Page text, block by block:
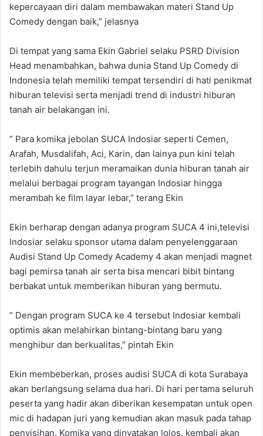
kepercayaan diri dalam membawakan materi Stand Up
Comedy dengan baik,” jelasnya
Di tempat yang sama Ekin Gabriel selaku PSRD Division
Head menambahkan, bahwa dunia Stand Up Comedy di
Indonesia telah memiliki tempat tersendiri di hati penikmat
hiburan televisi serta menjadi trend di industri hiburan
tanah air belakangan ini.
” Para komika jebolan SUCA Indosiar seperti Cemen,
Arafah, Musdalifah, Aci, Karin, dan lainya pun kini telah
terlebih dahulu terjun meramaikan dunia hiburan tanah air
melalui berbagai program tayangan Indosiar hingga
merambah ke film layar lebar,” terang Ekin
Ekin berharap dengan adanya program SUCA 4 ini,televisi
Indosiar selaku sponsor utama dalam penyelenggaraan
Audisi Stand Up Comedy Academy 4 akan menjadi magnet
bagi pemirsa tanah air serta bisa mencari bibit bintang
berbakat untuk memberikan hiburan yang bermutu.
” Dengan program SUCA ke 4 tersebut Indosiar kembali
optimis akan melahirkan bintang-bintang baru yang
menghibur dan berkualitas,” pintah Ekin
Ekin membeberkan, proses audisi SUCA di kota Surabaya
akan berlangsung selama dua hari. Di hari pertama seluruh
peserta yang hadir akan diberikan kesempatan untuk open
mic di hadapan juri yang kemudian akan masuk pada tahap
penyisihan. Komika yang dinyatakan lolos, kembali akan